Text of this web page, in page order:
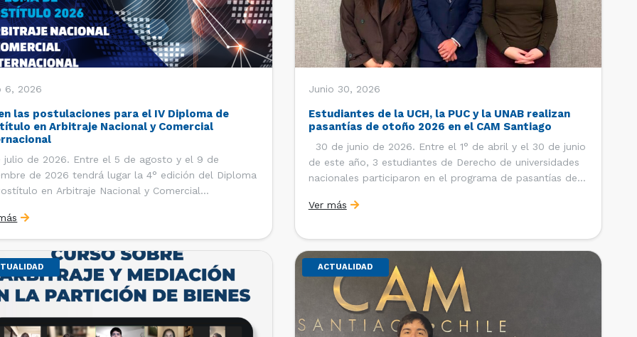
6, 2026
las postulaciones para el IV Diploma de
en Arbitraje Nacional y Comercial
julio de 2026. Entre el 5 de agosto y el 9 de
de 2026 tendrá lugar la 4° edición del Diploma
en Arbitraje Nacional y Comercial
Internacional de la Facultad de Derecho de la
de Chile y […]
Junio 30, 2026
Estudiantes de la UCH, la PUC y la UNAB realizan
pasantías de otoño 2026 en el CAM Santiago
30 de junio de 2026. Entre el 1° de abril y el 30 de junio
de este año, 3 estudiantes de Derecho de universidades
nacionales participaron en el programa de pasantías del
Comercio de Santiago (CCS). Así, se realizaron […]
Ver más
ACTUALIDAD